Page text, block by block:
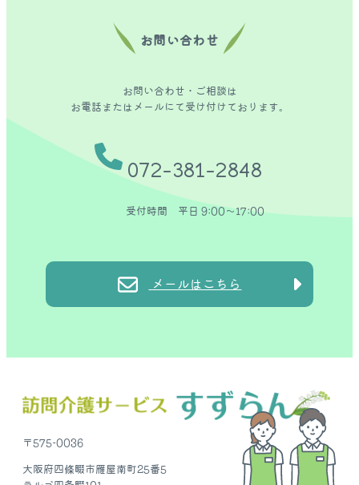
お問い合わせ
お問い合わせ・ご相談は
お電話またはメールにて受け付けております。
072-381-2848
受付時間 平日 9:00〜17:00
メールはこちら
〒575-0036
大阪府四條畷市雁屋南町25番5